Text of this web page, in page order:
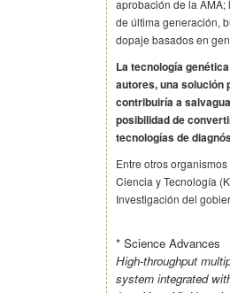
aprobación de la
de última generación,
dopaje basados en
La tecnología
autores, una solución
contribuiría a
posibilidad de
tecnologías de
Entre otros
Ciencia y Tecnología
Investigación del
* Science Advances
High-throughput
system integrated